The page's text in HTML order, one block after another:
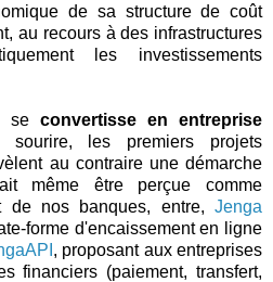
de sa structure de coût
au recours à des infrastructures
les investissements
se convertisse en entreprise
les premiers projets
au contraire une démarche
même être perçue comme
de nos banques, entre, Jenga
forme d'encaissement en ligne
, proposant aux entreprises
financiers (paiement, transfert,